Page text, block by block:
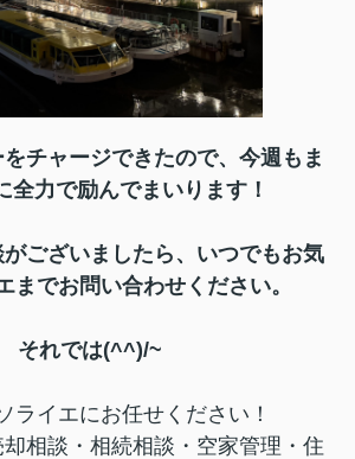
チャージできたので、今週もま
全力で励んでまいります！
ございましたら、いつでもお気
までお問い合わせください。
それでは(^^)/~
ライエにお任せください！
相談・相続相談・ 空家管理・住